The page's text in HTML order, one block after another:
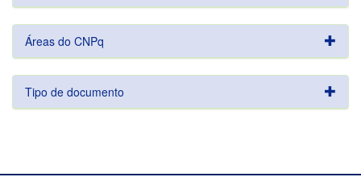
Áreas do CNPq
Tipo de documento